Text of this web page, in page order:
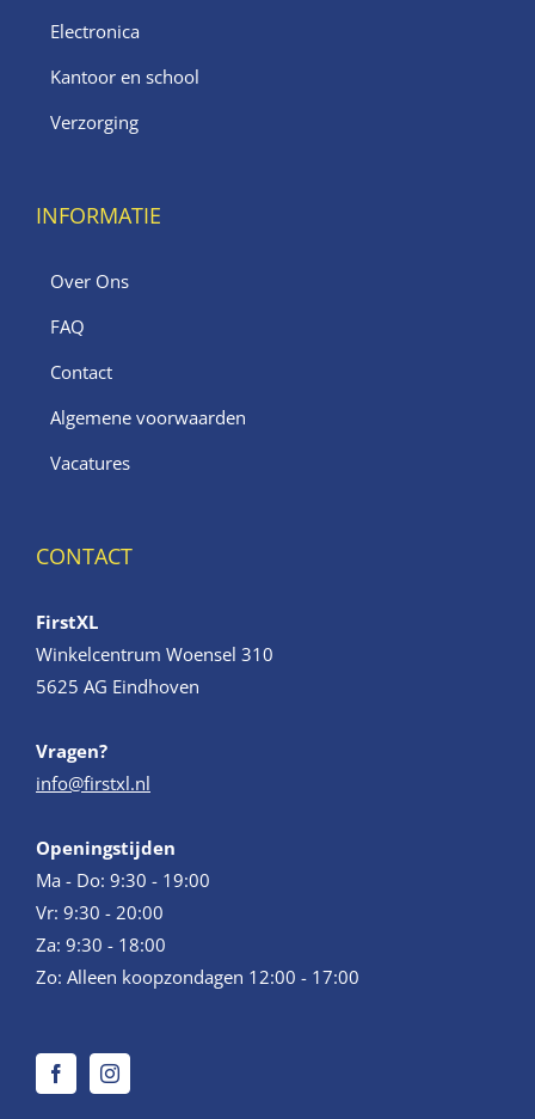
Electronica
Kantoor en school
Verzorging
INFORMATIE
Over Ons
FAQ
Contact
Algemene voorwaarden
Vacatures
CONTACT
FirstXL
Winkelcentrum Woensel 310
5625 AG Eindhoven
Vragen?
info@firstxl.nl
Openingstijden
Ma - Do: 9:30 - 19:00
Vr: 9:30 - 20:00
Za: 9:30 - 18:00
Zo: Alleen koopzondagen 12:00 - 17:00